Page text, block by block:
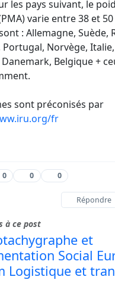
les pays suivant, le
varie entre 38 et 50
: Allemagne, Suède,
Portugal, Norvège,
Danemark, Belgique +
sont préconisés par
fr
0 0 0
Répondre
à ce post
et
Social
Logistique et